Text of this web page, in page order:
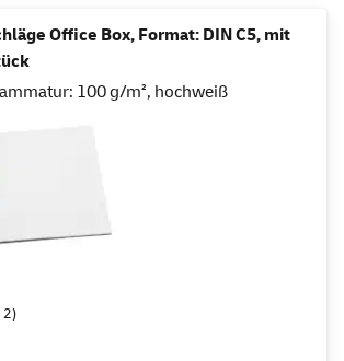
Office Box, Format: DIN C5, mit
100 g/m², hochweiß
2)